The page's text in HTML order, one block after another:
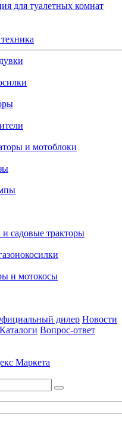
для туалетных комнат
и мотоблоки
садовые тракторы
и мотокосы
дилер Новости
Вопрос-ответ
Маркета